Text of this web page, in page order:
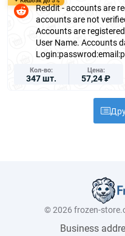
Reddit - accounts are
accounts are not
Accounts are
User Name. Accounts
Кол-во
347 шт.
Цена
57,24 ₽
© 2026 frozen-
Business